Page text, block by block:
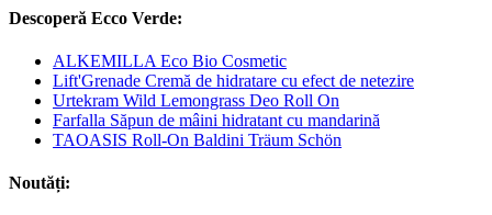
Descoperă Ecco Verde:
ALKEMILLA Eco Bio Cosmetic
Lift'Grenade Cremă de hidratare cu efect de netezire
Urtekram Wild Lemongrass Deo Roll On
Farfalla Săpun de mâini hidratant cu mandarină
TAOASIS Roll-On Baldini Träum Schön
Noutăți: